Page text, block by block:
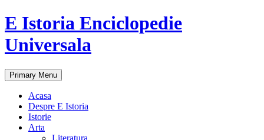
E Istoria Enciclopedie
Universala
Search
Primary Menu Skip
to
Acasa
Despre E Istoria
Istorie
Arta
Literatura